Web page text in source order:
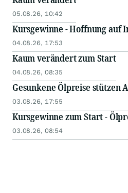
05.08.26, 10:42
Kursgewinne - Hoffnung auf
04.08.26, 17:53
Kaum verändert zum Start
04.08.26, 08:35
Gesunkene Ölpreise stützen
03.08.26, 17:55
Kursgewinne zum Start -
03.08.26, 08:54